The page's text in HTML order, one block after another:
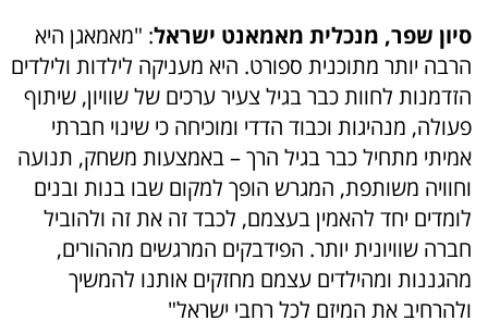
סיון שפר, מנכלית מאמאנט ישראל: "מאמאגן היא
הרבה יותר מתוכנית ספורט. היא מעניקה לילדות ולילדים
הזדמנות לחוות כבר בגיל צעיר ערכים של שוויון, שיתוף
פעולה, מנהיגות וכבוד הדדי ומוכיחה כי שינוי חברתי
אמיתי מתחיל כבר בגיל הרך – באמצעות משחק, תנועה
וחוויה משותפת, המגרש הופך למקום שבו בנות ובנים
לומדים יחד להאמין בעצמם, לכבד זה את זה ולהוביל
חברה שוויונית יותר. הפידבקים המרגשים מההורים,
מהגננות ומהילדים עצמם מחזקים אותנו להמשיך
ולהרחיב את המיזם לכל רחבי ישראל"